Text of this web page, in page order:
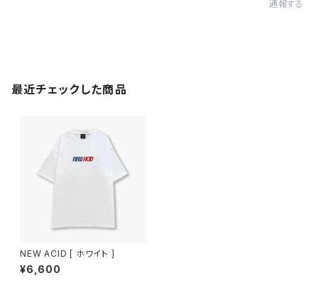
通報する
最近チェックした商品
NEW ACID [ ホワイト ]
¥6,600